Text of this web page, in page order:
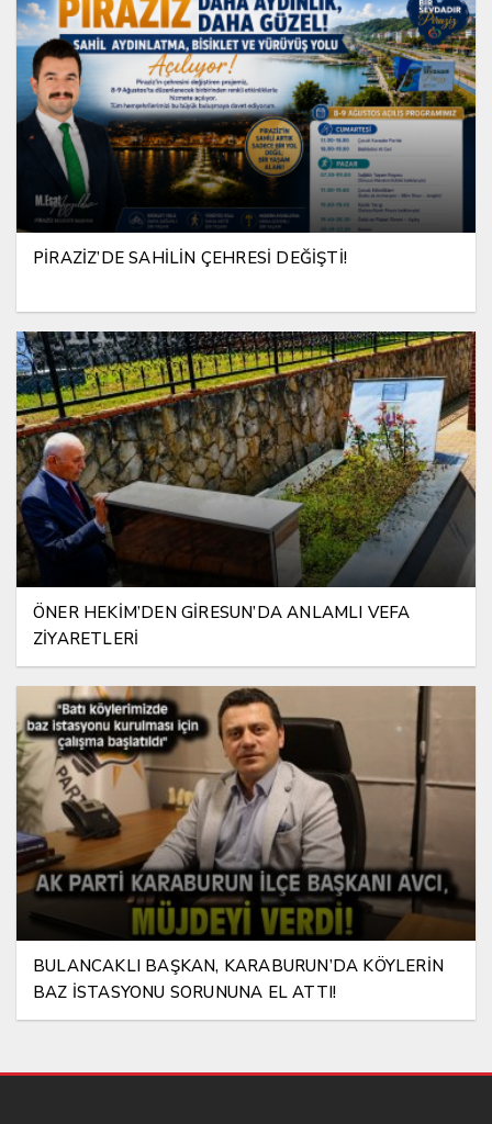
PİRAZİZ’DE SAHİLİN ÇEHRESİ DEĞİŞTİ!
ÖNER HEKİM’DEN GİRESUN’DA ANLAMLI VEFA
ZİYARETLERİ
BULANCAKLI BAŞKAN, KARABURUN’DA KÖYLERİN
BAZ İSTASYONU SORUNUNA EL ATTI!